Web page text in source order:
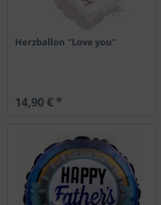
Herzballon "Love you"
14,90 € *